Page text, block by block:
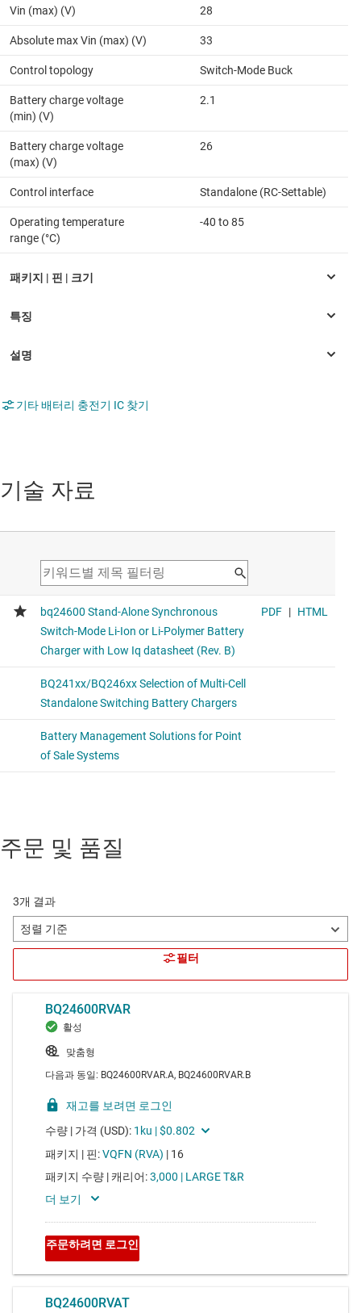
Vin (max) (V) 28
Absolute max Vin (max) (V) 33
Control topology Switch-Mode Buck
Battery charge voltage
(min) (V)
2.1
Battery charge voltage
(max) (V)
26
Control interface Standalone (RC-Settable)
Operating temperature
range (°C)
-40 to 85
기타 배터리 충전기 IC 찾기
기술 자료
주문 및 품질